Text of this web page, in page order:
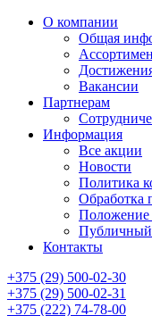
О компании
Общая
Вакансии
Партнерам
Информация
Все акции
Новости
Политика
Обработка
Положение
Публичный
Контакты
+375 (29) 500-02-30
+375 (29) 500-02-31
+375 (222) 74-78-00